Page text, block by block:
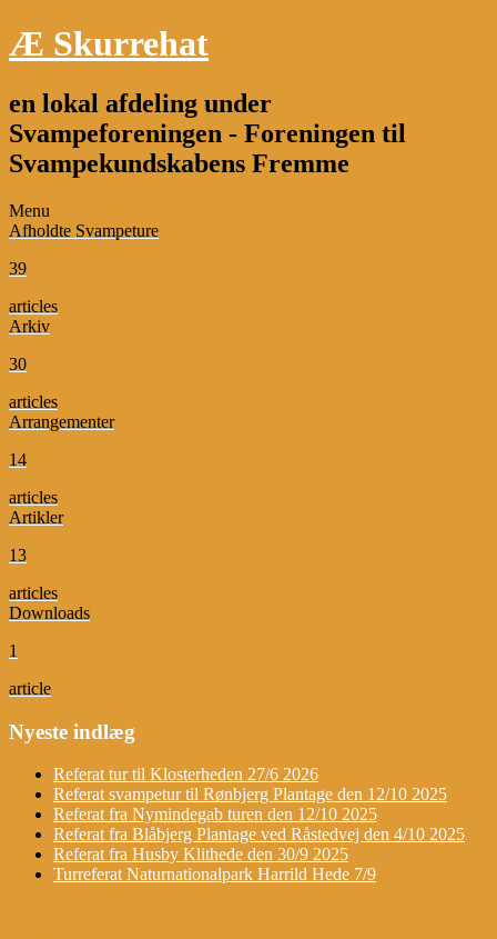
Æ Skurrehat
en lokal afdeling under
Svampeforeningen - Foreningen til
Svampekundskabens Fremme
Menu
Afholdte Svampeture
39
articles
Arkiv
30
articles
Arrangementer
14
articles
Artikler
13
articles
Downloads
1
article
Nyeste indlæg
Referat tur til Klosterheden 27/6 2026
Referat svampetur til Rønbjerg Plantage den 12/10 2025
Referat fra Nymindegab turen den 12/10 2025
Referat fra Blåbjerg Plantage ved Råstedvej den 4/10 2025
Referat fra Husby Klithede den 30/9 2025
Turreferat Naturnationalpark Harrild Hede 7/9